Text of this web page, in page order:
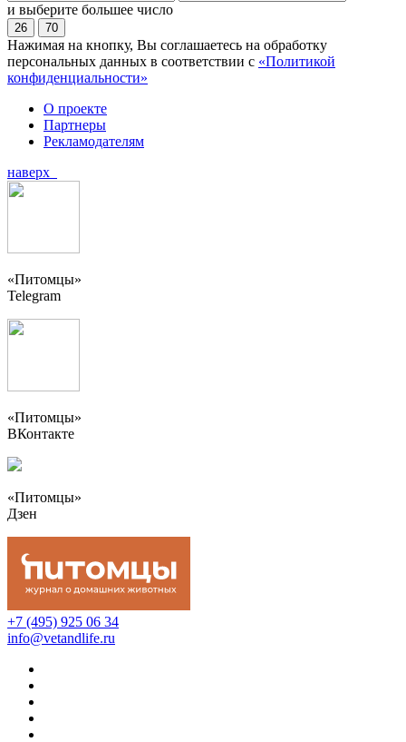
и выберите большее число
26 70
Нажимая на кнопку, Вы соглашаетесь на обработку
персональных данных в соответствии с «Политикой
конфиденциальности»
О проекте
Партнеры
Рекламодателям
наверх
«Питомцы»
Telegram
«Питомцы»
ВКонтакте
«Питомцы»
Дзен
+7 (495) 925 06 34
info@vetandlife.ru